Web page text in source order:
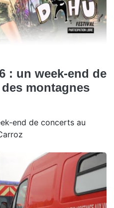
: un week-end de
montagnes
end de concerts au